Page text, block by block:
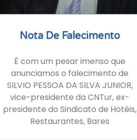
Nota De Falecimento
É com um pesar imenso que
anunciamos o falecimento de
SILVIO PESSOA DA SILVA JUNIOR,
vice-presidente da CNTur, ex-
presidente do Sindicato de Hotéis,
Restaurantes, Bares